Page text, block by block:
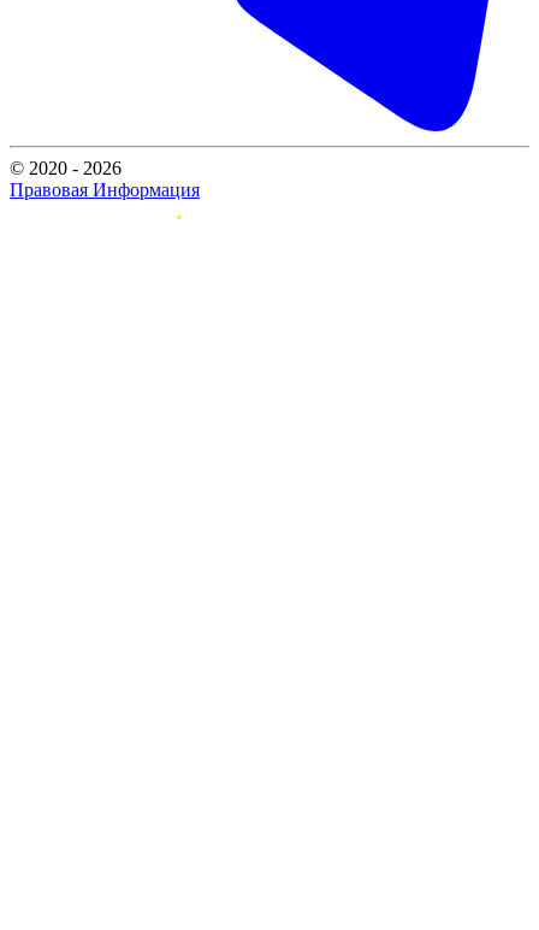
© 2020 - 2026
Правовая Информация